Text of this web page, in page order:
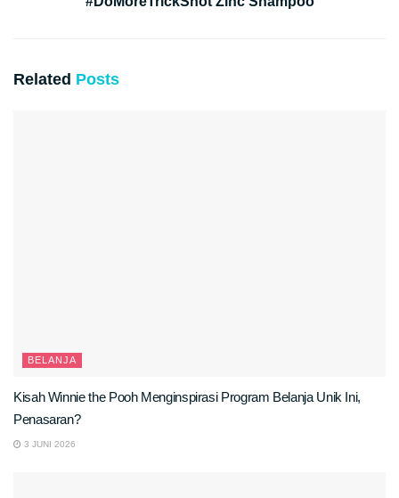
Related Posts
BELANJA
Kisah Winnie the Pooh Menginspirasi Program Belanja Unik Ini,
Penasaran?
3 JUNI 2026